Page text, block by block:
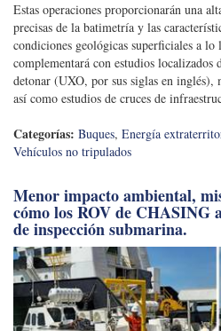
Estas operaciones proporcionarán una
precisas de la batimetría y las
condiciones geológicas superficiales a
complementará con estudios localizados
detonar (UXO, por sus siglas en inglés),
así como estudios de cruces de
Categorías: Buques, Energía
Vehículos no tripulados
Menor impacto ambiental,
cómo los ROV de CHASING
de inspección submarina.